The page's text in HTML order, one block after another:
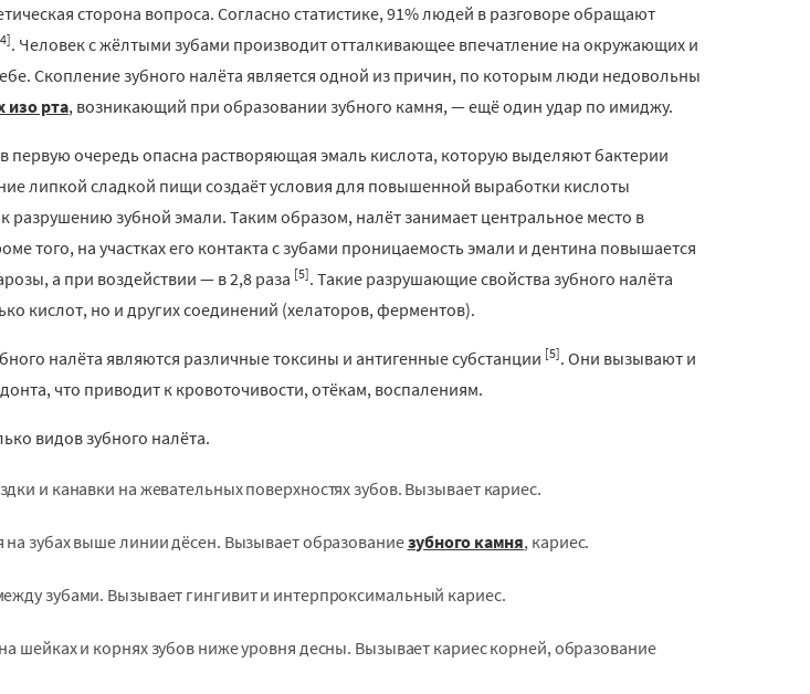
сторона вопроса. Согласно статистике, 91% людей в разговоре обращают
. Человек с жёлтыми зубами производит отталкивающее впечатление на окружающих и
Скопление зубного налёта является одной из причин, по которым люди недовольны
изо рта, возникающий при образовании зубного камня, — ещё один удар по имиджу.
первую очередь опасна растворяющая эмаль кислота, которую выделяют бактерии
липкой сладкой пищи создаёт условия для повышенной выработки кислоты
разрушению зубной эмали. Таким образом, налёт занимает центральное место в
того, на участках его контакта с зубами проницаемость эмали и дентина повышается
а при воздействии — в 2,8 раза [5]. Такие разрушающие свойства зубного налёта
кислот, но и других соединений (хелаторов, ферментов).
налёта являются различные токсины и антигенные субстанции [5]. Они вызывают и
что приводит к кровоточивости, отёкам, воспалениям.
видов зубного налёта.
и канавки на жевательных поверхностях зубов. Вызывает кариес.
на зубах выше линии дёсен. Вызывает образованиезубного камня, кариес.
зубами. Вызывает гингивит и интерпроксимальный кариес.
шейках и корнях зубов ниже уровня десны. Вызывает кариес корней, образование